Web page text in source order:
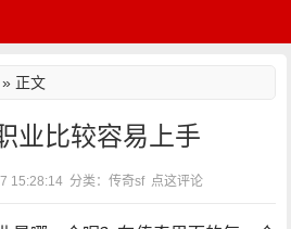
» 正文
业比较容易上手
15:28:14 分类：传奇sf 点这评论